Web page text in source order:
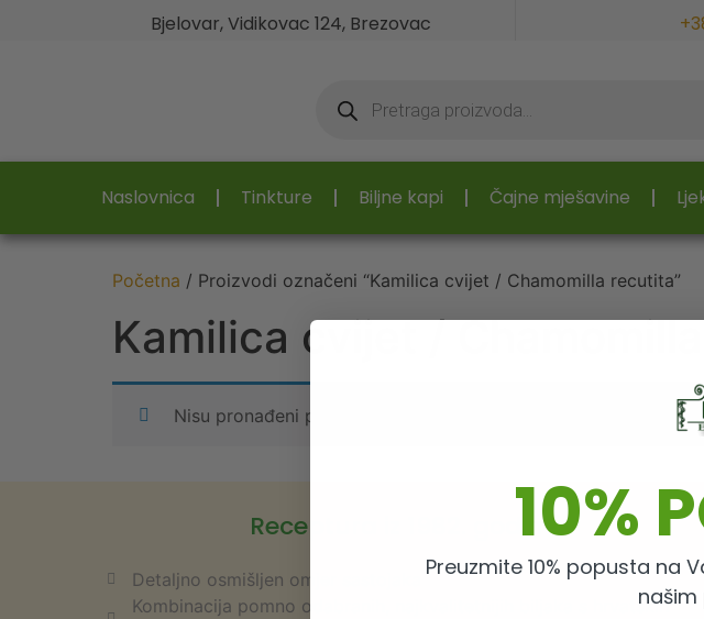
Bjelovar, Vidikovac 124, Brezovac
Naslovnica Tinkture Biljne kapi Čajne mješavine
Početna / Proizvodi označeni “Kamilica cvijet / Chamomilla recutita”
Kamilica cvijet /
Nisu pronađeni proizvodi koji odgovaraju vašem odabiru.
Receptura iz 1982. godine
Detaljno osmišljen omjer sastojaka
Kombinacija pomno odabranih, najkvalitetnijih biljaka s hrvatskih
10%
Preuzmite 10% popusta na